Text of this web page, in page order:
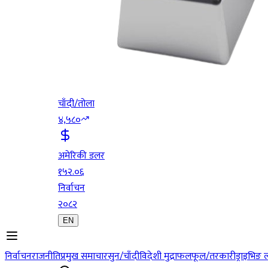
चाँदी/तोला
४,५८०
अमेरिकी डलर
१५२.०६
निर्वाचन
२०८२
EN
निर्वाचनराजनीतिप्रमुख समाचारसुन/चाँदीविदेशी मुद्राफलफूल/तरकारी